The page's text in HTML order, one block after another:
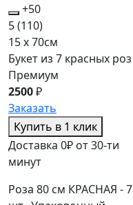
+50
5(110)
15 x 70см
Букет из 7 красных роз
Премиум
2500₽
Заказать
Купить в 1 клик
Доставка 0₽ от 30-ти
минут
Роза 80 см КРАСНАЯ - 7